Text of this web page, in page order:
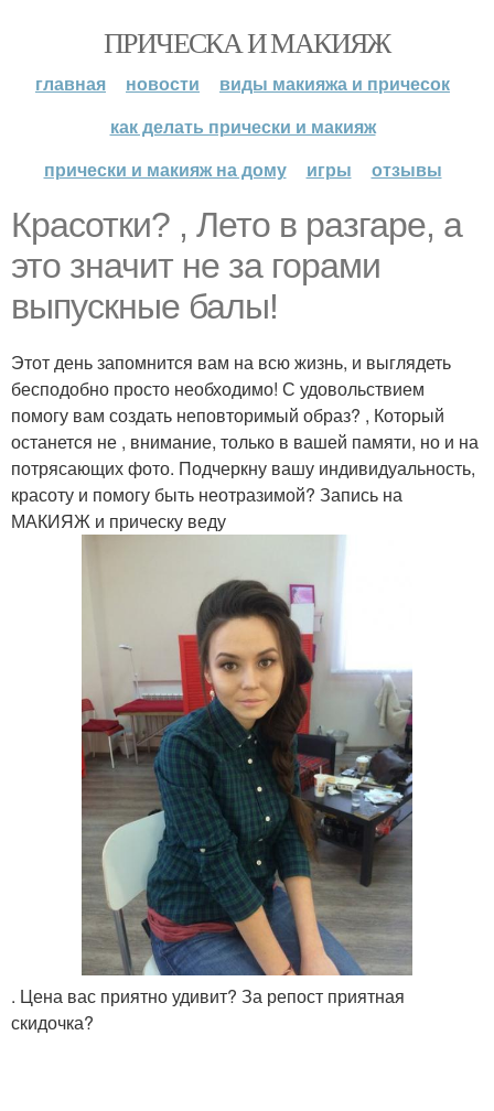
ПРИЧЕСКА И МАКИЯЖ
главная новости
виды макияжа и причесок
как делать прически и макияж
прически и макияж на дому
игры отзывы
Красотки? , Лето в разгаре, а
это значит не за горами
выпускные балы!
Этот день запомнится вам на всю жизнь, и выглядеть
бесподобно просто необходимо! С удовольствием
помогу вам создать неповторимый образ? , Который
останется не , внимание, только в вашей памяти, но и на
потрясающих фото. Подчеркну вашу индивидуальность,
красоту и помогу быть неотразимой? Запись на
МАКИЯЖ и прическу веду
. Цена вас приятно удивит? За репост приятная
скидочка?